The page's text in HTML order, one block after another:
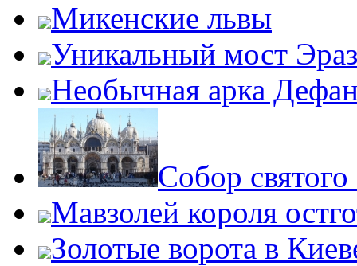
Микенские львы
Уникальный мост
Необычная арка
Собор
Мавзолей короля
Золотые ворота в